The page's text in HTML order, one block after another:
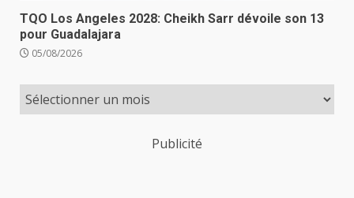
TQO Los Angeles 2028: Cheikh Sarr dévoile son 13
pour Guadalajara
05/08/2026
Publicité